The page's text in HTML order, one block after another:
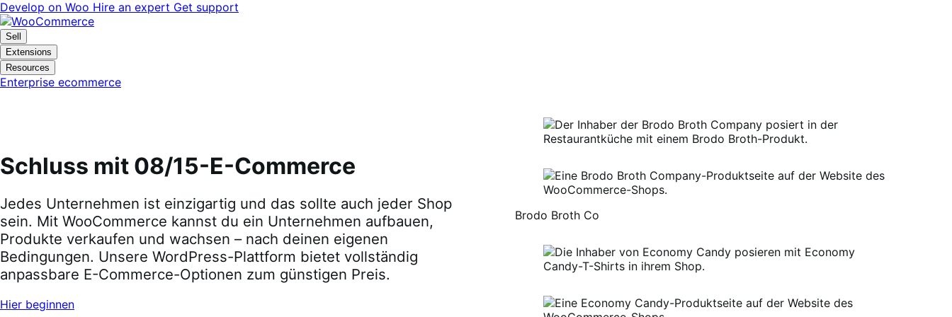
Skip
to
navigation
Skip
to
content
Develop on Woo Hire an expert Get support
Sell
Extensions
Resources
Enterprise ecommerce
Schluss mit 08/15-E-Commerce
Jedes Unternehmen ist einzigartig und das sollte auch jeder Shop
sein. Mit WooCommerce kannst du ein Unternehmen aufbauen,
Produkte verkaufen und wachsen – nach deinen eigenen
Bedingungen. Unsere WordPress-Plattform bietet vollständig
anpassbare E-Commerce-Optionen zum günstigen Preis.
Hier beginnen
Brodo Broth Co